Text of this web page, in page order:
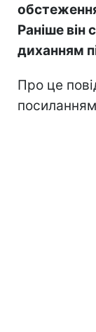
Раніше він
диханням
Про це